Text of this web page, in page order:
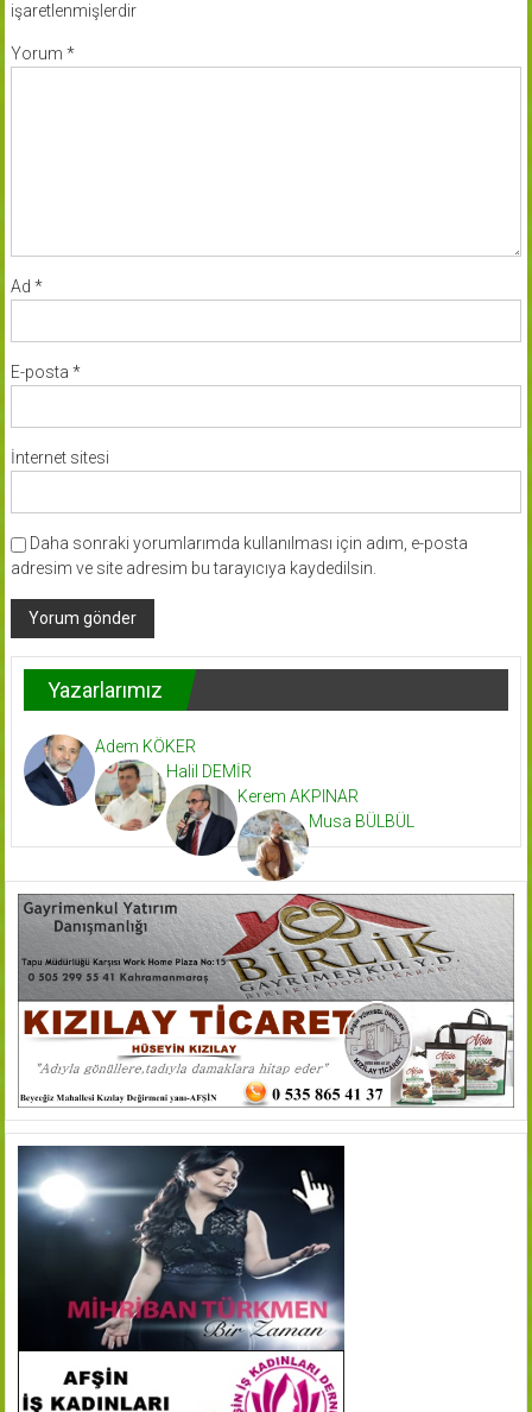
işaretlenmişlerdir
Yorum *
Ad *
E-posta *
İnternet sitesi
Daha sonraki yorumlarımda kullanılması için adım, e-posta
adresim ve site adresim bu tarayıcıya kaydedilsin.
Yazarlarımız
Adem KÖKER
Halil DEMİR
Kerem AKPINAR
Musa BÜLBÜL